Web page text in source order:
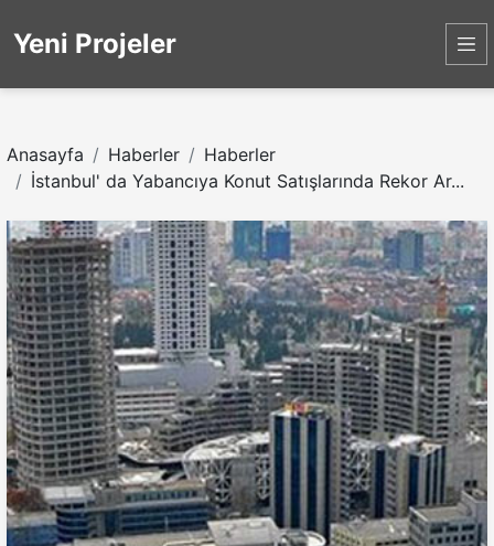
Yeni Projeler
Anasayfa Haberler
Haberler
İstanbul' da Yabancıya Konut Satışlarında Rekor Ar...